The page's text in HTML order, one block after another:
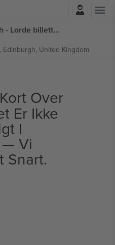
Summer Sessions Edinburgh - Lorde billetter
Edinburgh, United Kingdom
Kort Over
Er Ikke
I
Vi
Snart.